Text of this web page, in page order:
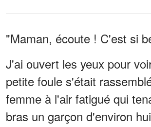
"Maman, écoute ! C'est si
J'ai ouvert les yeux pour
petite foule s'était
femme à l'air fatigué qui
bras un garçon d'environ